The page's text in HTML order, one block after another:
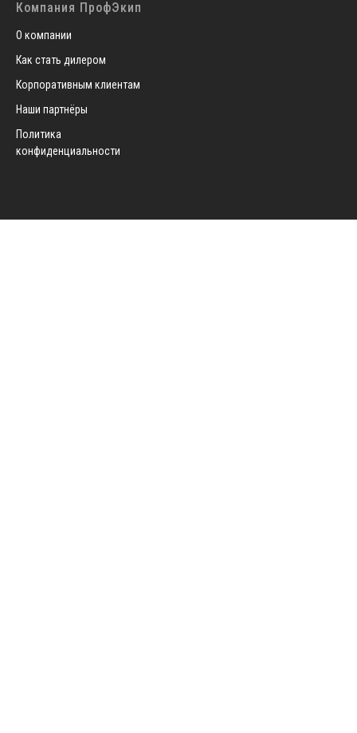
Компания ПрофЭкип
О компании
Как стать дилером
Корпоративным клиентам
Наши партнёры
Политика
конфиденциальности